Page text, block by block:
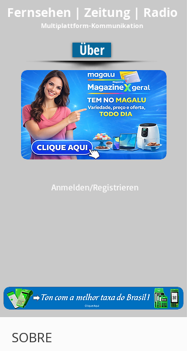
Über
Fernsehen | Zeitung | Radio
Multiplattform-Kommunikation
Anmelden/Registrieren
SOBRE